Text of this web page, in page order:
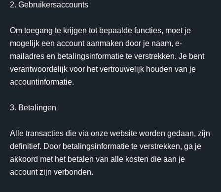
2. Gebruikersaccounts
Om toegang te krijgen tot bepaalde functies, moet je
mogelijk een account aanmaken door je naam, e-
mailadres en betalingsinformatie te verstrekken. Je bent
verantwoordelijk voor het vertrouwelijk houden van je
accountinformatie.
3. Betalingen
Alle transacties die via onze website worden gedaan, zijn
definitief. Door betalingsinformatie te verstrekken, ga je
akkoord met het betalen van alle kosten die aan je
account zijn verbonden.